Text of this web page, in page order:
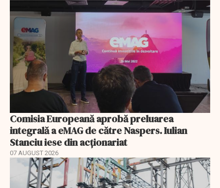
Comisia Europeană aprobă preluarea
integrală a eMAG de către Naspers. Iulian
Stanciu iese din acționariat
07 AUGUST 2026